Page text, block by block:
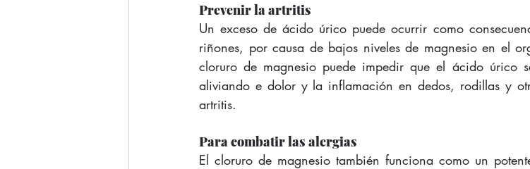
Prevenir la artritis
Un exceso de ácido úrico puede ocurrir como
riñones, por causa de bajos niveles de magnesio en el
cloruro de magnesio puede impedir que el ácido úrico
aliviando e dolor y la inflamación en dedos, rodillas y
artritis.
Para combatir las alergias
El cloruro de magnesio también funciona como un